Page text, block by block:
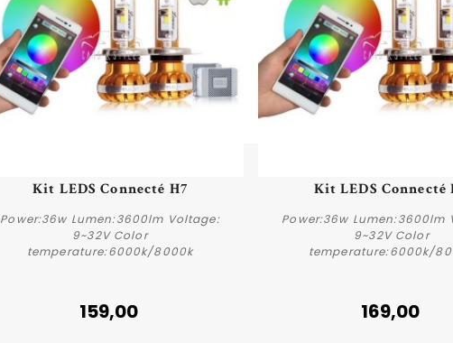
Aperçu rapide
Kit LEDS Connecté H7
Power:36w Lumen:3600lm Voltage:
9~32V Color
temperature:6000k/8000k
159,00
Aperçu rapide
Kit LEDS Connecté
Power:36w Lumen:3600lm
9~32V Color
temperature:6000k/
169,00